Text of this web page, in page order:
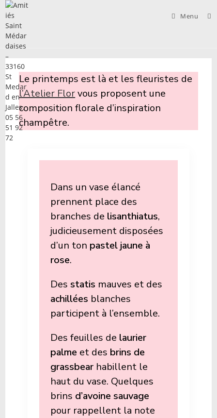
Skip
content
Menu
Le printemps est là et les fleuristes de
l’Atelier Florvous proposent une
composition florale d’inspiration
champêtre.
Dans un vase élancé
prennent place des
branches de lisanthiatus,
judicieusement disposées
d’un ton pastel jaune à
rose.
Desstatis mauves et des
achillées blanches
participent à l’ensemble.
Des feuilles de laurier
palme et des brins de
grassbear habillent le
haut du vase. Quelques
brins d’avoine sauvage
pour rappellent la note